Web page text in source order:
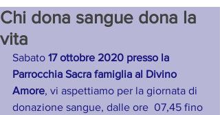
Chi dona sangue dona la
vita
Sabato 17 ottobre 2020 presso la
Parrocchia Sacra famiglia al Divino
Amore, vi aspettiamo per la giornata di
donazione sangue, dalle ore  07,45 fino